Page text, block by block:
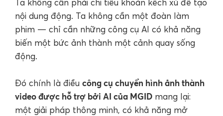
Ta không cần phải chi tiêu khoản kếch xù để tạo
nội dung động. Ta không cần một đoàn làm
phim — chỉ cần những công cụ AI có khả năng
biến một bức ảnh thành một cảnh quay sống
động.
Đó chính là điều công cụ chuyển hình ảnh thành
video được hỗ trợ bởi AI của MGID mang lại:
một giải pháp thông minh, có khả năng mở